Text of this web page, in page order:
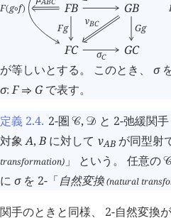
FB GB
FC GC
Fg Gg
σC
F(g∘f)
νBC
が等しいとする。 このとき、 σ
σ: F ⇒ G で表す。
定義 2.4. 2-圏󰒚, 󰒛 と 2-弛緩関
対象A, B に対して νAB が同型射
transformation) 」 という。 任意の
に σを 2-「自然変換(natural
関手のときと同様、 2-自然変換が